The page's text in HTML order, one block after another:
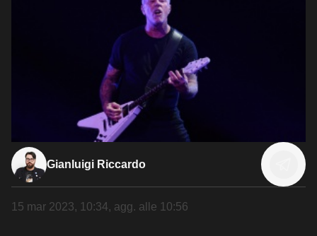
Gianluigi Riccardo
15 mar 2023, 10:34, agg. alle 10:56